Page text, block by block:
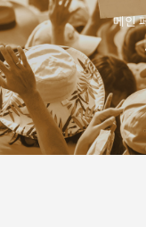
역
으
로
건
너
뛰
메인